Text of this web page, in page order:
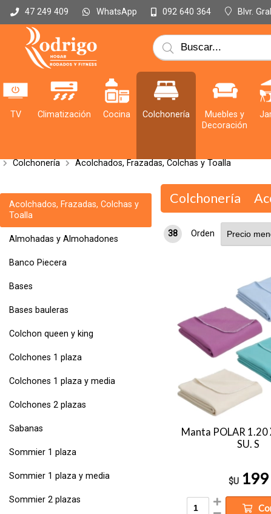
47 249 409 WhatsApp 092 640 364 Blvr.
TV Climatización Cocina Colchonería
Muebles y
Decoración
Colchonería Acolchados, Frazadas, Colchas y Toalla
Acolchados, Frazadas, Colchas y
Toalla
Almohadas y Almohadones
Banco Piecera
Bases
Bases bauleras
Colchon queen y king
Colchones 1 plaza
Colchones 1 plaza y media
Colchones 2 plazas
Sabanas
Sommier 1 plaza
Sommier 1 plaza y media
Sommier 2 plazas
Colchonería
38 Orden
Manta POLAR 1.20
SU. S
$U 199